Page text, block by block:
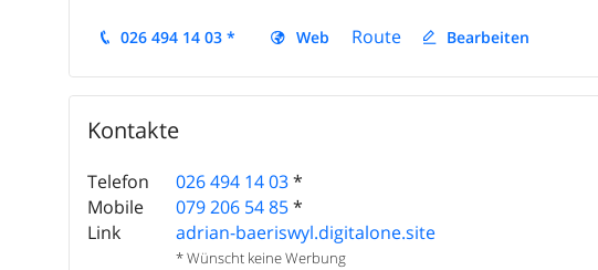
026 494 14 03 * Web Route Bearbeiten
Kontakte
Telefon 026 494 14 03*
Mobile
079 206 54 85*
Link
adrian-baeriswyl.digitalone.site
* Wünscht keine Werbung